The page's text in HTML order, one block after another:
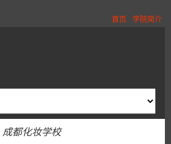
首页 学院简介
成都化妆学校